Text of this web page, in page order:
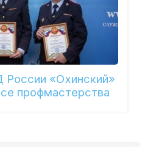
«Охинский»
профмастерства